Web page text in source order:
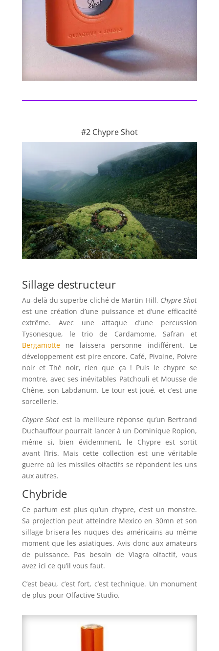
#2 Chypre Shot
Sillage destructeur
Au-delà du superbe cliché de Martin Hill, Chypre Shot
est une création d’une puissance et d’une efficacité
extrême. Avec une attaque d’une percussion
Tysonesque, le trio de Cardamome, Safran et
Bergamottene laissera personne indifférent. Le
développement est pire encore. Café, Pivoine, Poivre
noir et Thé noir, rien que ça ! Puis le chypre se
montre, avec ses inévitables Patchouli et Mousse de
Chêne, son Labdanum. Le tour est joué, et c’est une
sorcellerie.
Chypre Shot est la meilleure réponse qu’un Bertrand
Duchauffour pourrait lancer à un Dominique Ropion,
même si, bien évidemment, le Chypre est sortit
avant l’Iris. Mais cette collection est une véritable
guerre où les missiles olfactifs se répondent les uns
aux autres.
Chybride
Ce parfum est plus qu’un chypre, c’est un monstre.
Sa projection peut atteindre Mexico en 30mn et son
sillage brisera les nuques des américains au même
moment que les asiatiques. Avis donc aux amateurs
de puissance. Pas besoin de Viagra olfactif, vous
avez ici ce qu’il vous faut.
C’est beau, c’est fort, c’est technique. Un monument
de plus pour Olfactive Studio.